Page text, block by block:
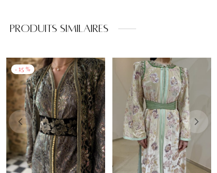
Produits similaires
- 15 %